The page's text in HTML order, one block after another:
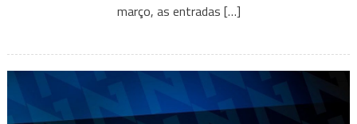
março, as entradas […]